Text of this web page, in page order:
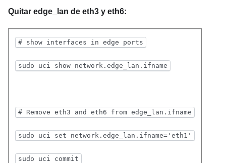
Quitar edge_lan de eth3 y eth6:
# show interfaces in edge ports
sudo uci show network.edge_lan.ifname
# Remove eth3 and eth6 from edge_lan.ifname
sudo uci set network.edge_lan.ifname='eth1'
sudo uci commit